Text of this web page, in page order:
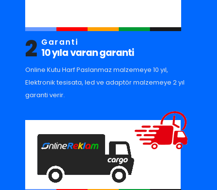
2 Garanti
10 yıla varan garanti
Online Kutu Harf Paslanmaz malzemeye 10 yıl,
Elektronik tesisata, led ve adaptör malzemeye 2 yıl
garanti verir.